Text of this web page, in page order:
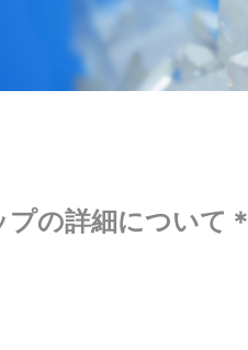
プの詳細について＊